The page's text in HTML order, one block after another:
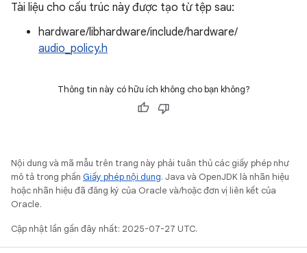
Tài liệu cho cấu trúc này được tạo từ tệp sau:
hardware/libhardware/include/hardware/
audio_policy.h
Thông tin này có hữu ích không cho bạn không?
Nội dung và mã mẫu trên trang này phải tuân thủ các giấy phép như
mô tả trong phần Giấy phép nội dung. Java và OpenJDK là nhãn hiệu
hoặc nhãn hiệu đã đăng ký của Oracle và/hoặc đơn vị liên kết của
Oracle.
Cập nhật lần gần đây nhất: 2025-07-27 UTC.